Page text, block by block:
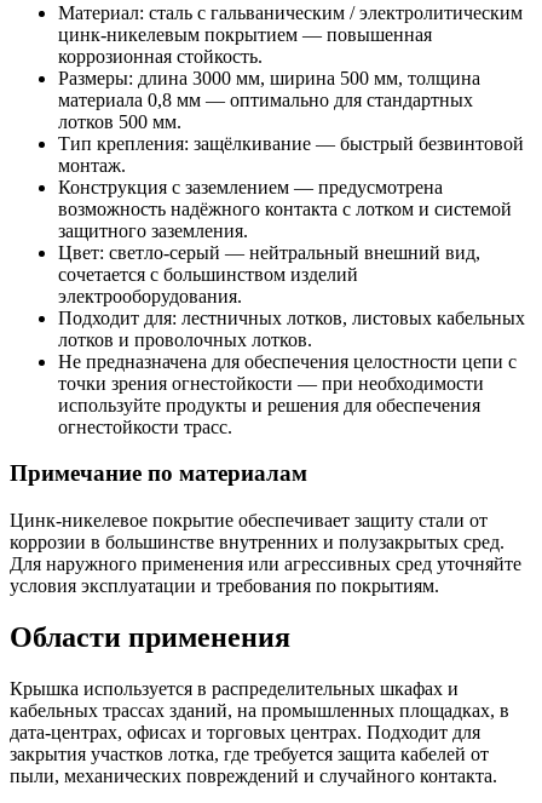
Материал: сталь с гальваническим / электролитическим
цинк‑никелевым покрытием — повышенная
коррозионная стойкость.
Размеры: длина 3000 мм, ширина 500 мм, толщина
материала 0,8 мм — оптимально для стандартных
лотков 500 мм.
Тип крепления: защёлкивание — быстрый безвинтовой
монтаж.
Конструкция с заземлением — предусмотрена
возможность надёжного контакта с лотком и системой
защитного заземления.
Цвет: светло‑серый — нейтральный внешний вид,
сочетается с большинством изделий
электрооборудования.
Подходит для: лестничных лотков, листовых кабельных
лотков и проволочных лотков.
Не предназначена для обеспечения целостности цепи с
точки зрения огнестойкости — при необходимости
используйте продукты и решения для обеспечения
огнестойкости трасс.
Примечание по материалам
Цинк‑никелевое покрытие обеспечивает защиту стали от
коррозии в большинстве внутренних и полузакрытых сред.
Для наружного применения или агрессивных сред уточняйте
условия эксплуатации и требования по покрытиям.
Области применения
Крышка используется в распределительных шкафах и
кабельных трассах зданий, на промышленных площадках, в
дата‑центрах, офисах и торговых центрах. Подходит для
закрытия участков лотка, где требуется защита кабелей от
пыли, механических повреждений и случайного контакта.